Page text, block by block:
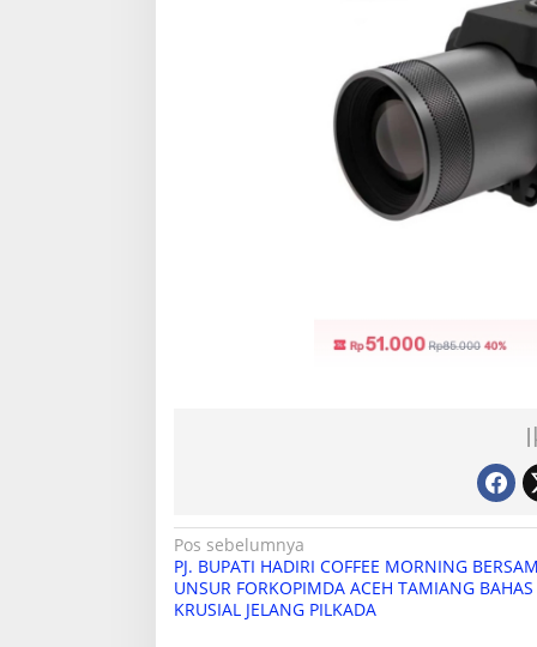
N
a
v
Pos sebelumnya
PJ. BUPATI HADIRI COFFEE MORNING
UNSUR FORKOPIMDA ACEH TAMIANG
KRUSIAL JELANG PILKADA